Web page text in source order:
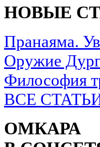
НОВЫЕ
Пранаяма.
Оружие
Философия
ВСЕ
ОМКАРА